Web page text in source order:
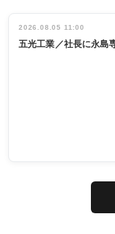
インタビュ
ー／社内ア
祝う 業界関
係者ら220人
出席
2026.08.05 11:00
五光工業／社長に永島